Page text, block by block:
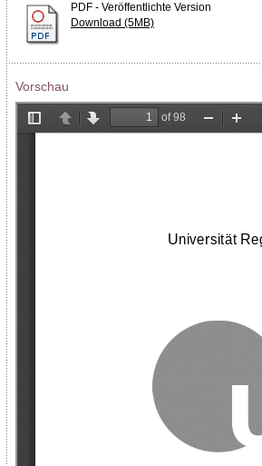
PDF - Veröffentlichte Version
Download (5MB)
Vorschau